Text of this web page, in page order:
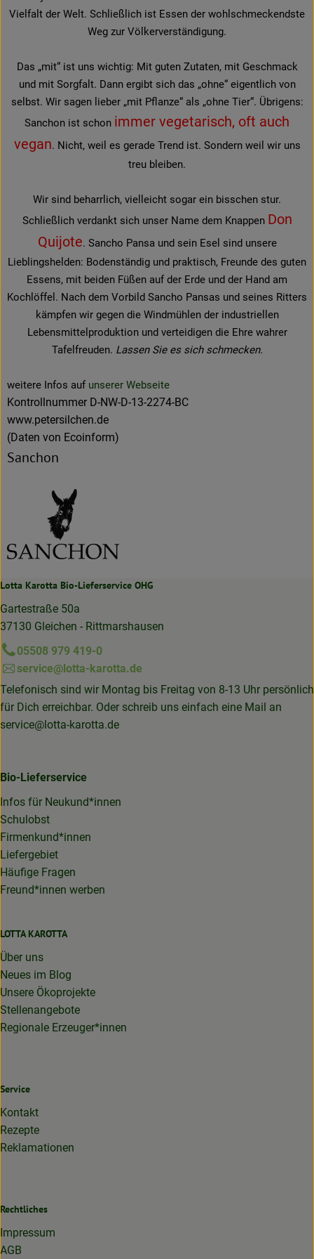
Vielfalt der Welt. Schließlich ist Essen der wohlschmeckendste
Weg zur Völkerverständigung.
Das „mit“ ist uns wichtig: Mit guten Zutaten, mit Geschmack
und mit Sorgfalt. Dann ergibt sich das „ohne“ eigentlich von
selbst. Wir sagen lieber „mit Pflanze“ als „ohne Tier“. Übrigens:
Sanchon ist schon immer vegetarisch, oft auch
vegan. Nicht, weil es gerade Trend ist. Sondern weil wir uns
treu bleiben.
Wir sind beharrlich, vielleicht sogar ein bisschen stur.
Schließlich verdankt sich unser Name dem Knappen Don
Quijote. Sancho Pansa und sein Esel sind unsere
Lieblingshelden: Bodenständig und praktisch, Freunde des guten
Essens, mit beiden Füßen auf der Erde und der Hand am
Kochlöffel. Nach dem Vorbild Sancho Pansas und seines Ritters
kämpfen wir gegen die Windmühlen der industriellen
Lebensmittelproduktion und verteidigen die Ehre wahrer
Tafelfreuden. Lassen Sie es sich schmecken.
weitere Infos auf unserer Webseite
Kontrollnummer D-NW-D-13-2274-BC
www.petersilchen.de
(Daten von Ecoinform)
Sanchon
Lotta Karotta Bio-Lieferservice OHG
Gartestraße 50a
37130 Gleichen - Rittmarshausen
05508 979 419-0
service@lotta-karotta.de
Telefonisch sind wir Montag bis Freitag von 8-13 Uhr persönlich
für Dich erreichbar. Oder schreib uns einfach eine Mail an
service@lotta-karotta.de
Bio-Lieferservice
Infos für Neukund*innen
Schulobst
Firmenkund*innen
Liefergebiet
Häufige Fragen
Freund*innen werben
LOTTA KAROTTA
Über uns
Neues im Blog
Unsere Ökoprojekte
Stellenangebote
Regionale Erzeuger*innen
Service
Kontakt
Rezepte
Reklamationen
Rechtliches
Impressum
AGB